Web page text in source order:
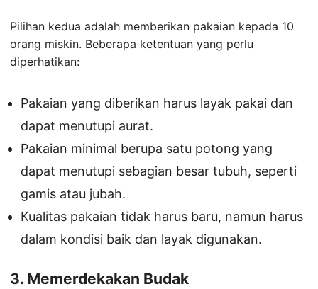
Pilihan kedua adalah memberikan pakaian kepada 10
orang miskin. Beberapa ketentuan yang perlu
diperhatikan:
Pakaian yang diberikan harus layak pakai dan
dapat menutupi aurat.
Pakaian minimal berupa satu potong yang
dapat menutupi sebagian besar tubuh, seperti
gamis atau jubah.
Kualitas pakaian tidak harus baru, namun harus
dalam kondisi baik dan layak digunakan.
3. Memerdekakan Budak